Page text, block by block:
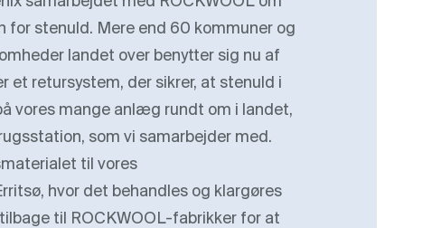
for stenuld. Mere end 60 kommuner og
landet over benytter sig nu af
et retursystem, der sikrer, at stenuld i
vores mange anlæg rundt om i landet,
som vi samarbejder med.
til vores
hvor det behandles og klargøres
til ROCKWOOL-fabrikker for at